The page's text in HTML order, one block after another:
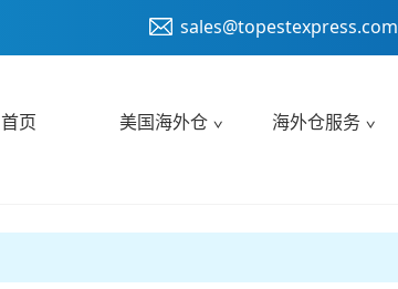
sales@topestexpress.com
首页 美国海外仓 海外仓服务